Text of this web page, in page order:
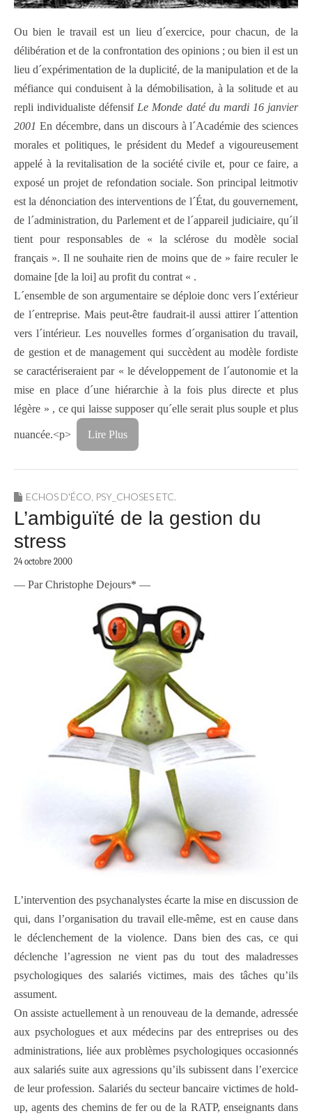
Ou bien le travail est un lieu d´exercice, pour chacun, de la
délibération et de la confrontation des opinions ; ou bien il est un
lieu d´expérimentation de la duplicité, de la manipulation et de la
méfiance qui conduisent à la démobilisation, à la solitude et au
repli individualiste défensif Le Monde daté du mardi 16 janvier
2001 En décembre, dans un discours à l´Académie des sciences
morales et politiques, le président du Medef a vigoureusement
appelé à la revitalisation de la société civile et, pour ce faire, a
exposé un projet de refondation sociale. Son principal leitmotiv
est la dénonciation des interventions de l´État, du gouvernement,
de l´administration, du Parlement et de l´appareil judiciaire, qu´il
tient pour responsables de « la sclérose du modèle social
français ». Il ne souhaite rien de moins que de » faire reculer le
domaine [de la loi] au profit du contrat « .
L´ensemble de son argumentaire se déploie donc vers l´extérieur
de l´entreprise. Mais peut-être faudrait-il aussi attirer l´attention
vers l´intérieur. Les nouvelles formes d´organisation du travail,
de gestion et de management qui succèdent au modèle fordiste
se caractériseraient par « le développement de l´autonomie et la
mise en place d´une hiérarchie à la fois plus directe et plus
légère » , ce qui laisse supposer qu´elle serait plus souple et plus
nuancée.<p> Lire Plus
ECHOS D'ÉCO PSY_CHOSES ETC.
L’ambiguïté de la gestion du
stress
24 octobre 2000
— Par Christophe Dejours* —
L’intervention des psychanalystes écarte la mise en discussion de
qui, dans l’organisation du travail elle-même, est en cause dans
le déclenchement de la violence. Dans bien des cas, ce qui
déclenche l’agression ne vient pas du tout des maladresses
psychologiques des salariés victimes, mais des tâches qu’ils
assument.
On assiste actuellement à un renouveau de la demande, adressée
aux psychologues et aux médecins par des entreprises ou des
administrations, liée aux problèmes psychologiques occasionnés
aux salariés suite aux agressions qu’ils subissent dans l’exercice
de leur profession. Salariés du secteur bancaire victimes de hold-
up, agents des chemins de fer ou de la RATP, enseignants dans